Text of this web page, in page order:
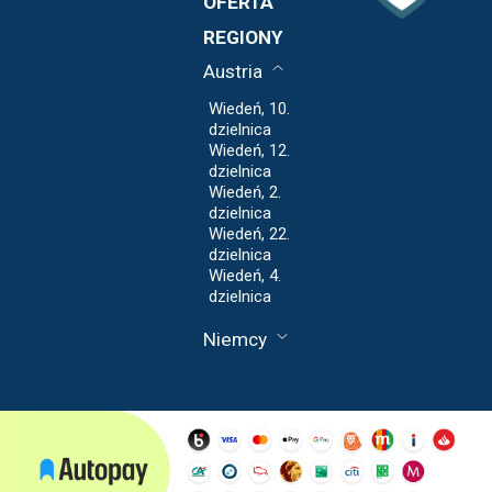
Prywatności
Regulamin
Blog
REGIONY
Austria
Wiedeń, 10.
dzielnica
Wiedeń, 12.
dzielnica
Wiedeń, 2.
dzielnica
Wiedeń, 22.
dzielnica
Wiedeń, 4.
dzielnica
Niemcy